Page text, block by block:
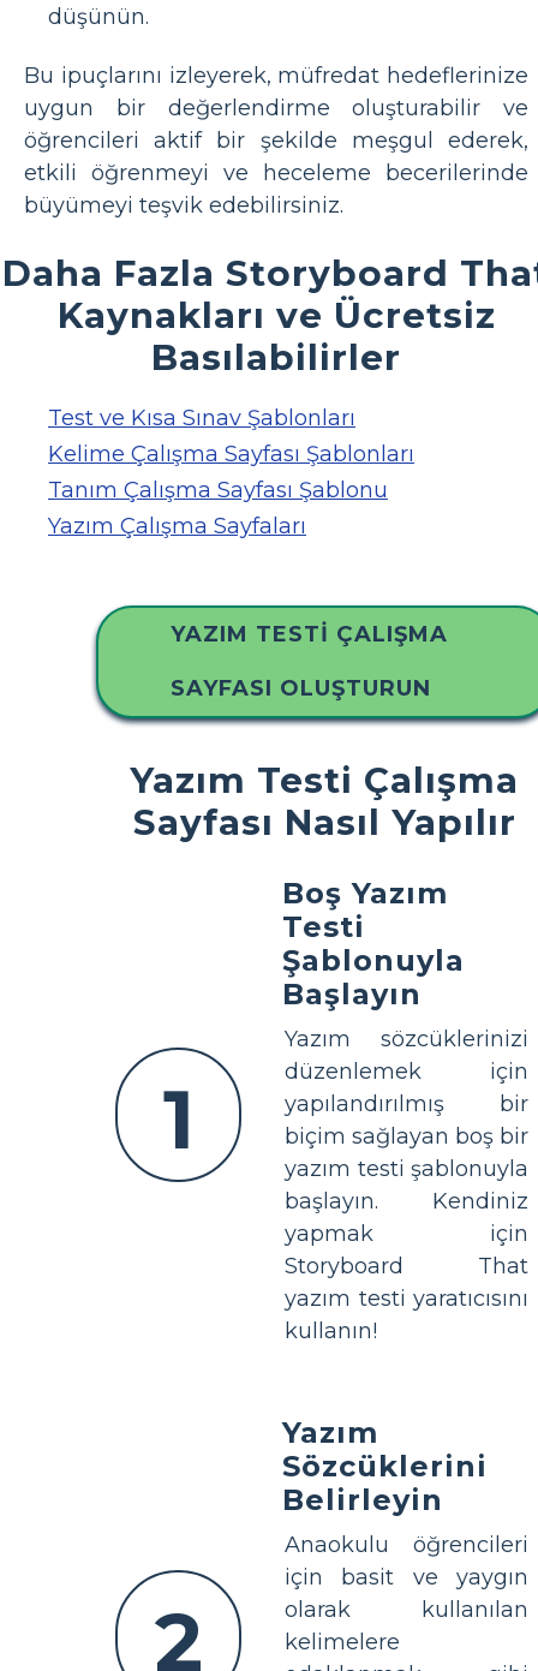
düşünün.
Bu ipuçlarını izleyerek, müfredat hedeflerinize
uygun bir değerlendirme oluşturabilir ve
öğrencileri aktif bir şekilde meşgul ederek,
etkili öğrenmeyi ve heceleme becerilerinde
büyümeyi teşvik edebilirsiniz.
Daha Fazla Storyboard
Kaynakları ve Ücretsiz
Basılabilirler
Test ve Kısa Sınav Şablonları
Kelime Çalışma Sayfası Şablonları
Tanım Çalışma Sayfası Şablonu
Yazım Çalışma Sayfaları
YAZIM TESTI ÇALIŞMA
SAYFASI OLUŞTURUN
Yazım Testi Çalışma
Sayfası Nasıl Yapılır
1
Boş Yazım
Testi
Şablonuyla
Başlayın
Yazım sözcüklerinizi
düzenlemek için
yapılandırılmış bir
biçim sağlayan boş bir
yazım testi şablonuyla
başlayın. Kendiniz
yapmak için
Storyboard That
yazım testi yaratıcısını
kullanın!
2
Yazım
Sözcüklerini
Belirleyin
Anaokulu öğrencileri
için basit ve yaygın
olarak kullanılan
kelimelere